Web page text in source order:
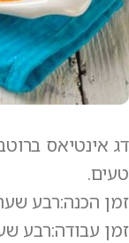
דג אינטיאס
טעים.
זמן הכנה:רבע
זמן עבודה:רבע